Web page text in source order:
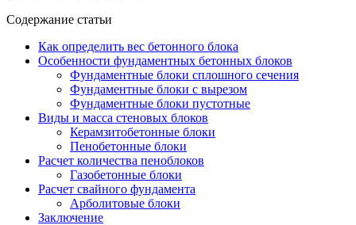
Содержание статьи
Как определить вес бетонного блока
Особенности фундаментных бетонных блоков
Фундаментные блоки сплошного сечения
Фундаментные блоки с вырезом
Фундаментные блоки пустотные
Виды и масса стеновых блоков
Керамзитобетонные блоки
Пенобетонные блоки
Расчет количества пеноблоков
Газобетонные блоки
Расчет свайного фундамента
Арболитовые блоки
Заключение